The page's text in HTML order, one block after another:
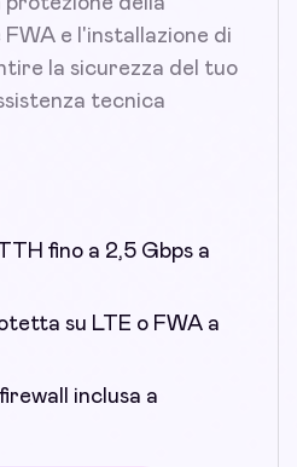
e l'installazione di
la sicurezza del tuo
tecnica
fino a 2,5 Gbps a
su LTE o FWA a
inclusa a